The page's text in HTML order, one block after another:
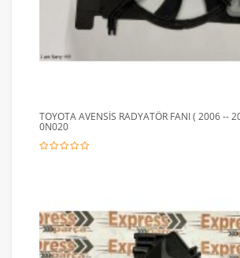
TOYOTA AVENSİS RADYATÖR FANI ( 2006 --
0N020